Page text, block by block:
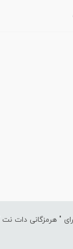
" هرمزگانی دات نت